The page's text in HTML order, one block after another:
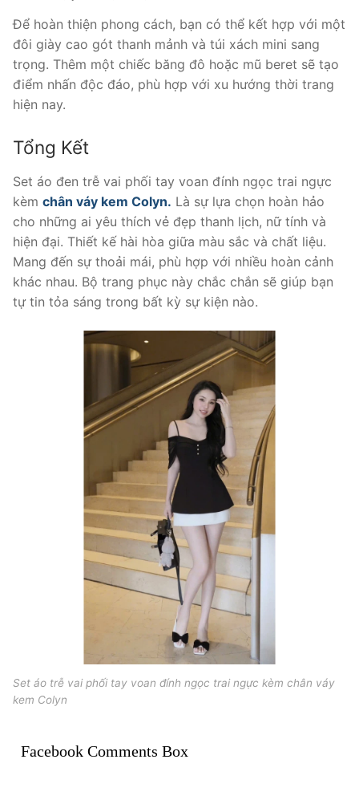
Để hoàn thiện phong cách, bạn có thể kết hợp với một
đôi giày cao gót thanh mảnh và túi xách mini sang
trọng. Thêm một chiếc băng đô hoặc mũ beret sẽ tạo
điểm nhấn độc đáo, phù hợp với xu hướng thời trang
hiện nay.
Tổng Kết
Set áo đen trễ vai phối tay voan đính ngọc trai ngực
kèm chân váy kem Colyn. Là sự lựa chọn hoàn hảo
cho những ai yêu thích vẻ đẹp thanh lịch, nữ tính và
hiện đại. Thiết kế hài hòa giữa màu sắc và chất liệu.
Mang đến sự thoải mái, phù hợp với nhiều hoàn cảnh
khác nhau. Bộ trang phục này chắc chắn sẽ giúp bạn
tự tin tỏa sáng trong bất kỳ sự kiện nào.
Set áo trễ vai phối tay voan đính ngọc trai ngực kèm chân váy
kem Colyn
Facebook Comments Box